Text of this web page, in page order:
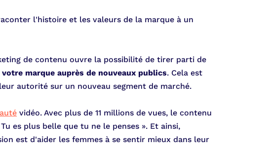
l'histoire et les valeurs de la marque à un
de contenu ouvre la possibilité de tirer parti de
marque auprès de nouveaux publics. Cela est
autorité sur un nouveau segment de marché.
vidéo. Avec plus de 11 millions de vues, le contenu
es plus belle que tu ne le penses ». Et ainsi,
est d'aider les femmes à se sentir mieux dans leur